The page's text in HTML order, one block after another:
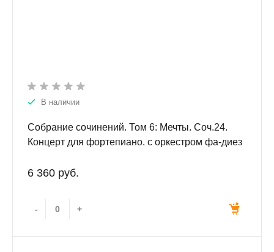
В наличии
Собрание сочинений. Том 6: Мечты. Соч.24.
Концерт для фортепиано. с оркестром фа-диез
6 360 руб.
- +